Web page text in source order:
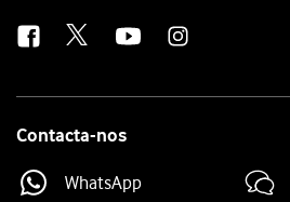
Contacta-nos
WhatsApp